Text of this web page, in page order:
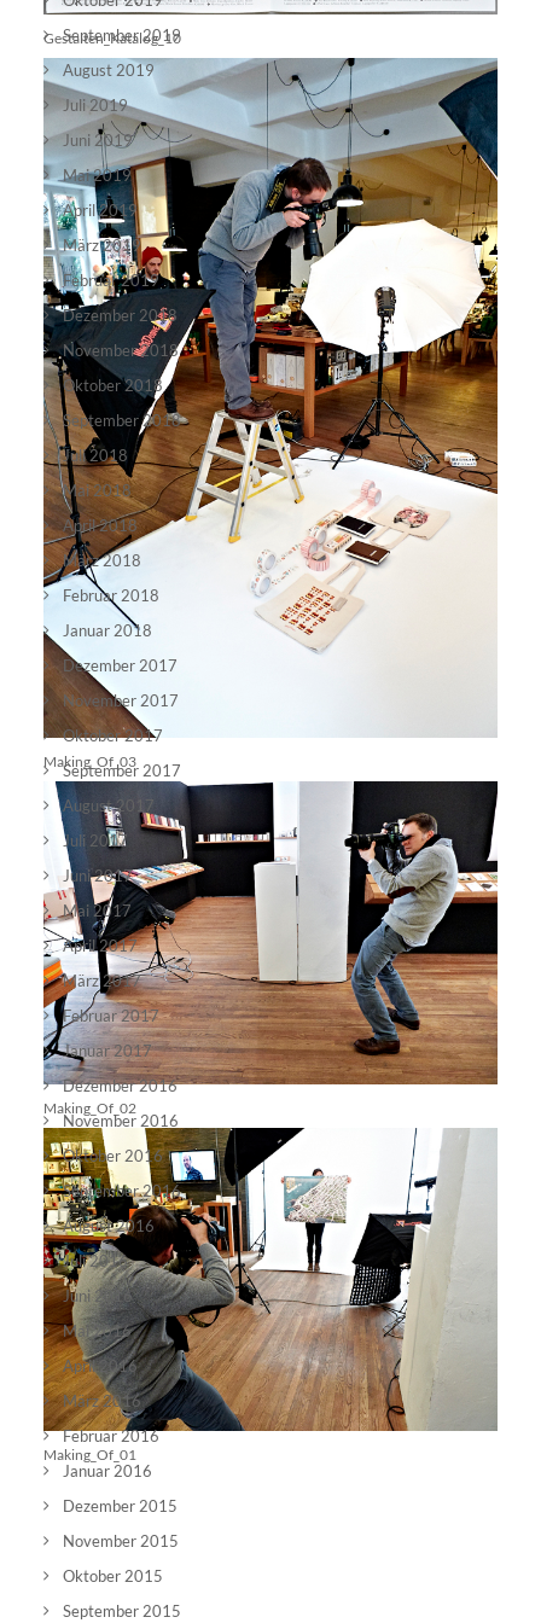
Gestalten_Katalog_10
Making_Of_03
Making_Of_02
Making_Of_01
September 2019
August 2019
Juli 2019
Juni 2019
Mai 2019
April 2019
März 2019
Februar 2019
Dezember 2018
November 2018
Oktober 2018
September 2018
Juli 2018
Mai 2018
April 2018
März 2018
Februar 2018
Januar 2018
Dezember 2017
November 2017
Oktober 2017
September 2017
August 2017
Juli 2017
Juni 2017
Mai 2017
April 2017
März 2017
Februar 2017
Januar 2017
Dezember 2016
November 2016
Oktober 2016
September 2016
August 2016
Juli 2016
Juni 2016
Mai 2016
April 2016
März 2016
Februar 2016
Januar 2016
Dezember 2015
November 2015
Oktober 2015
September 2015